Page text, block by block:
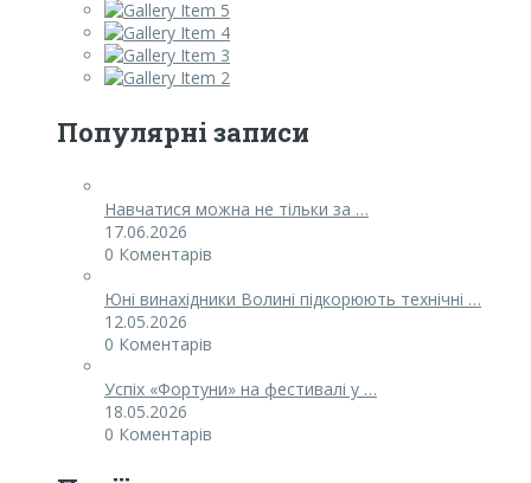
Популярні записи
Навчатися можна не тільки за …
17.06.2026
0 Коментарів
Юні винахідники Волині підкорюють технічні …
12.05.2026
0 Коментарів
Успіх «Фортуни» на фестивалі у …
18.05.2026
0 Коментарів